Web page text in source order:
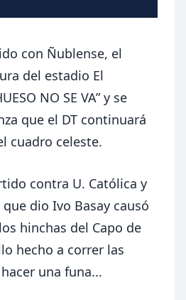
con Ñublense, el
del estadio El
NO SE VA” y se
que el DT continuará
cuadro celeste.
contra U. Católica y
dio Ivo Basay causó
hinchas del Capo de
hecho a correr las
una funa...